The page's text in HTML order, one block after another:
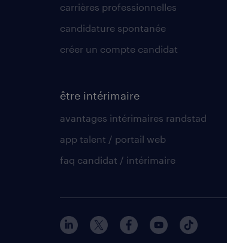
carrières professionnelles
candidature spontanée
créer un compte candidat
être intérimaire
avantages intérimaires randstad
app talent / portail web
faq candidat / intérimaire